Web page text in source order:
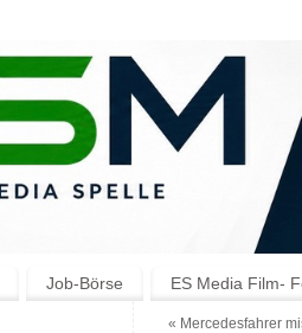
Job-Börse ES Media Film-
« Mercedesfahrer